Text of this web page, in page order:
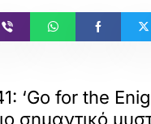
for the
σημαντικό